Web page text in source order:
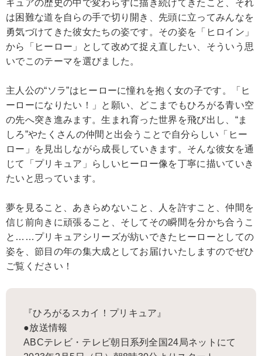
キュアの歴史の中で変わらずに描き続けてきたこと、それ
は困難な道を自らの手で切り開き、先頭に立ってみんなを
勇気づけてきた彼女たちの姿です。その姿を「ヒロイン」
から「ヒーロー」として改めて捉え直したい、そういう思
いでこのテーマを選びました。
主人公の“ソラ”はヒーローに憧れを抱く女の子です。「ヒ
ーローになりたい！」と願い、どこまでもひろがる青い空
の先へ突き進みます。生まれ育った世界を飛び出し、“ま
しろ”やたくさんの仲間と出会うことで自分らしい「ヒー
ロー」を見出しながら成長していきます。そんな彼女を通
じて「プリキュア」らしいヒーロー像を丁寧に描いていき
たいと思っています。
夢を見ること、あきらめないこと、人を許すこと、仲間を
信じ前向きに頑張ること、そしてその瞬間を分かち合うこ
と……プリキュアシリーズが紡いできたヒーローとしての
姿を、節目の年の集大成としてお届けいたしますのでぜひ
ご覧ください！
『ひろがるスカイ！プリキュア』
●放送情報
ABCテレビ・テレビ朝日系列全国24局ネットにて